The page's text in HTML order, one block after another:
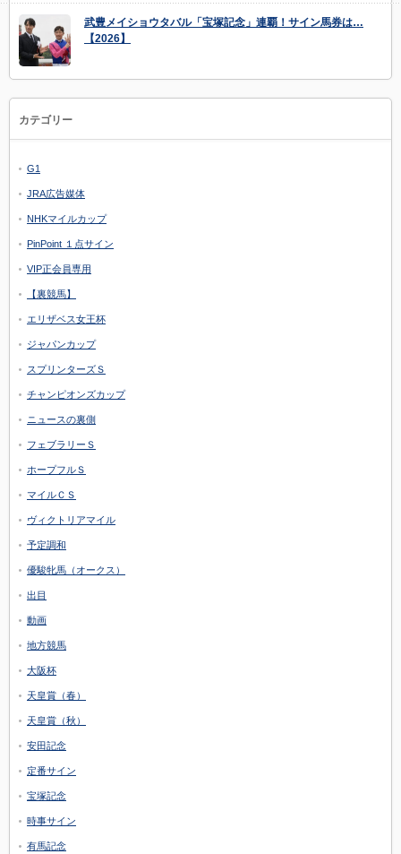
武豊メイショウタバル「宝塚記念」連覇！サイン馬券は…
【2026】
カテゴリー
G1
JRA広告媒体
NHKマイルカップ
PinPoint １点サイン
VIP正会員専用
【裏競馬】
エリザベス女王杯
ジャパンカップ
スプリンターズＳ
チャンピオンズカップ
ニュースの裏側
フェブラリーＳ
ホープフルＳ
マイルＣＳ
ヴィクトリアマイル
予定調和
優駿牝馬（オークス）
出目
動画
地方競馬
大阪杯
天皇賞（春）
天皇賞（秋）
安田記念
定番サイン
宝塚記念
時事サイン
有馬記念